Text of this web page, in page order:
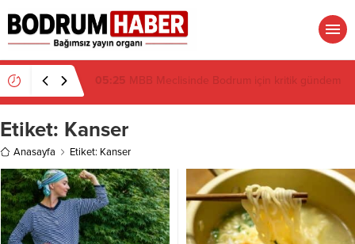
19:16Atatürk’ün İsmi Var, Cismi Yok: Atatürkçü
Düşünce Derneği Pusulayı mı Şaşırdı Yoksa
Navigasyon mu Bozuldu?
Etiket: Kanser
Anasayfa Etiket: Kanser